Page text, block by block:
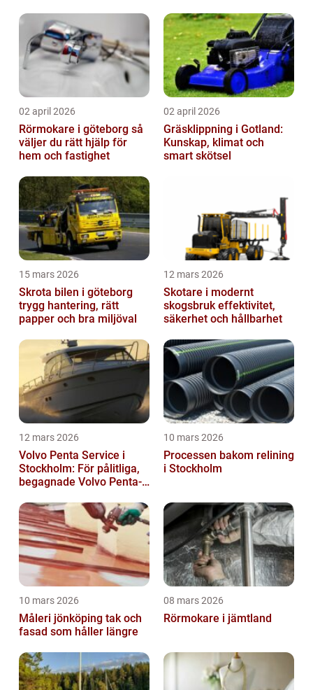
02 april 2026
Rörmokare i göteborg så
väljer du rätt hjälp för
hem och fastighet
02 april 2026
Gräsklippning i Gotland:
Kunskap, klimat och
smart skötsel
15 mars 2026
Skrota bilen i göteborg
trygg hantering, rätt
papper och bra miljöval
12 mars 2026
Skotare i modernt
skogsbruk effektivitet,
säkerhet och hållbarhet
12 mars 2026
Volvo Penta Service i
Stockholm: För pålitliga,
begagnade Volvo Penta-
10 mars 2026
Processen bakom relining
i Stockholm
10 mars 2026
Måleri jönköping tak och
fasad som håller längre
08 mars 2026
Rörmokare i jämtland